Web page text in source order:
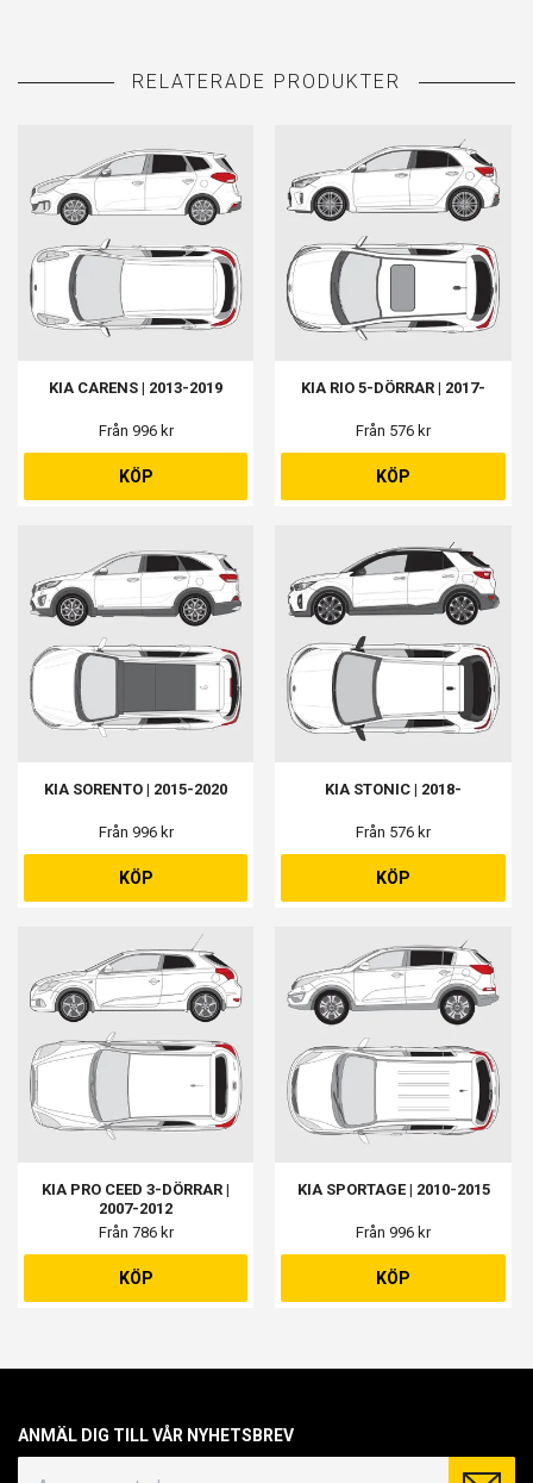
KIA CARENS | 2013-2019
Från 996 kr
KÖP
KIA RIO 5-DÖRRAR | 2017-
Från 576 kr
KÖP
KIA SORENTO | 2015-2020
Från 996 kr
KÖP
KIA STONIC | 2018-
Från 576 kr
KÖP
KIA PRO CEED 3-DÖRRAR |
2007-2012
Från 786 kr
KÖP
KIA SPORTAGE | 2010-2015
Från 996 kr
KÖP
ANMÄL DIG TILL VÅR NYHETSBREV